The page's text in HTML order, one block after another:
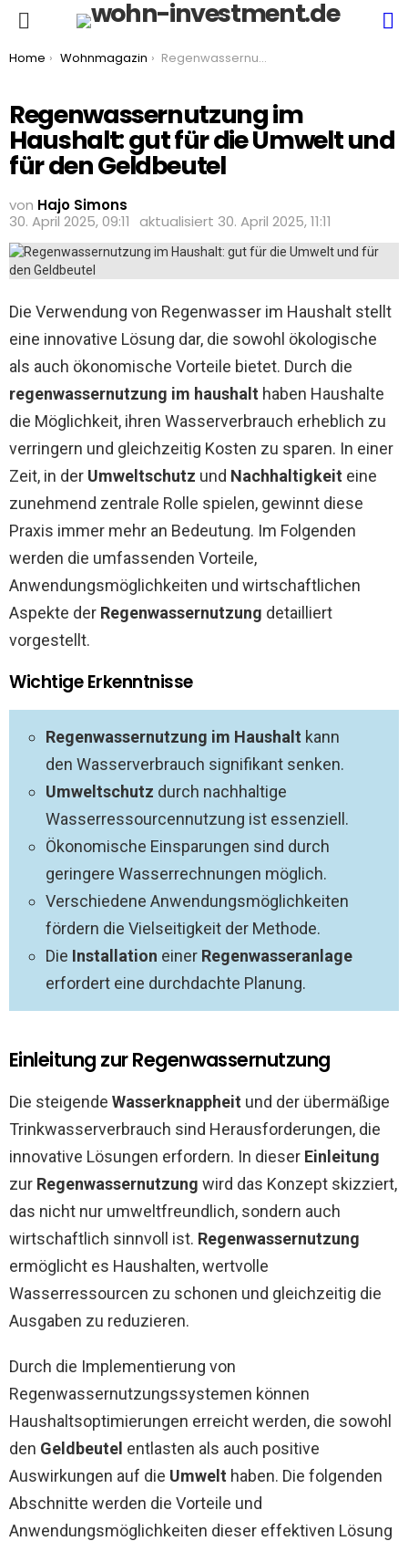
You are here:
Home Wohnmagazin Regenwassernutzung im Haushalt: gut für die Umwelt und für den Geldbeutel
Regenwassernutzung im
Haushalt: gut für die Umwelt und
für den Geldbeutel
von Hajo Simons
30. April 2025, 09:11
aktualisiert 30. April 2025, 11:11
Die Verwendung von Regenwasser im Haushalt stellt
eine innovative Lösung dar, die sowohl ökologische
als auch ökonomische Vorteile bietet. Durch die
regenwassernutzung im haushalt haben Haushalte
die Möglichkeit, ihren Wasserverbrauch erheblich zu
verringern und gleichzeitig Kosten zu sparen. In einer
Zeit, in der Umweltschutz und Nachhaltigkeit eine
zunehmend zentrale Rolle spielen, gewinnt diese
Praxis immer mehr an Bedeutung. Im Folgenden
werden die umfassenden Vorteile,
Anwendungsmöglichkeiten und wirtschaftlichen
Aspekte der Regenwassernutzung detailliert
vorgestellt.
Wichtige Erkenntnisse
Regenwassernutzung im Haushalt kann
den Wasserverbrauch signifikant senken.
Umweltschutz durch nachhaltige
Wasserressourcennutzung ist essenziell.
Ökonomische Einsparungen sind durch
geringere Wasserrechnungen möglich.
Verschiedene Anwendungsmöglichkeiten
fördern die Vielseitigkeit der Methode.
Die Installation einer Regenwasseranlage
erfordert eine durchdachte Planung.
Einleitung zur Regenwassernutzung
Die steigende Wasserknappheit und der übermäßige
Trinkwasserverbrauch sind Herausforderungen, die
innovative Lösungen erfordern. In dieser Einleitung
zur Regenwassernutzung wird das Konzept skizziert,
das nicht nur umweltfreundlich, sondern auch
wirtschaftlich sinnvoll ist. Regenwassernutzung
ermöglicht es Haushalten, wertvolle
Wasserressourcen zu schonen und gleichzeitig die
Ausgaben zu reduzieren.
Durch die Implementierung von
Regenwassernutzungssystemen können
Haushaltsoptimierungen erreicht werden, die sowohl
den Geldbeutel entlasten als auch positive
Auswirkungen auf die Umwelt haben. Die folgenden
Abschnitte werden die Vorteile und
Anwendungsmöglichkeiten dieser effektiven Lösung